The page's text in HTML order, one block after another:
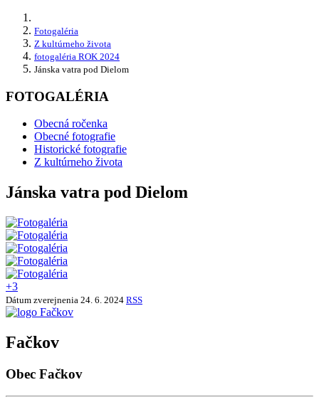
Fotogaléria
Z kultúrneho života
fotogaléria ROK 2024
Jánska vatra pod Dielom
FOTOGALÉRIA
Obecná ročenka
Obecné fotografie
Historické fotografie
Z kultúrneho života
Jánska vatra pod Dielom
+3
Dátum zverejnenia 24. 6. 2024 RSS
Fačkov
Obec Fačkov